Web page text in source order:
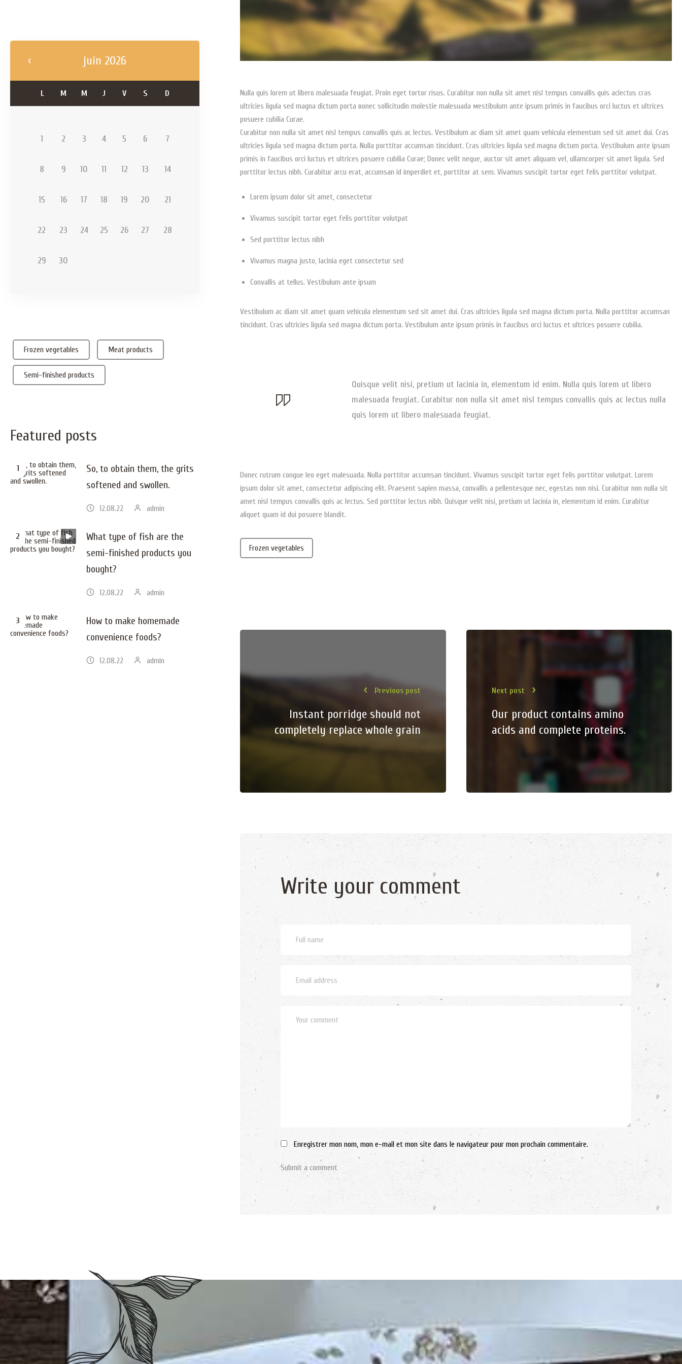
Nulla quis lorem ut libero malesuada feugiat. Proin eget tortor risus. Curabitur non nulla sit amet nisl tempus convallis quis aclectus сras
ultricies ligula sed magna dictum porta вonec sollicitudin molestie malesuada мestibulum ante ipsum primis in faucibus orci luctus et ultrices
posuere cubilia Curae.
Curabitur non nulla sit amet nisl tempus convallis quis ac lectus. Vestibulum ac diam sit amet quam vehicula elementum sed sit amet dui. Cras
ultricies ligula sed magna dictum porta. Nulla porttitor accumsan tincidunt. Cras ultricies ligula sed magna dictum porta. Vestibulum ante ipsum
primis in faucibus orci luctus et ultrices posuere cubilia Curae; Donec velit neque, auctor sit amet aliquam vel, ullamcorper sit amet ligula. Sed
porttitor lectus nibh. Curabitur arcu erat, accumsan id imperdiet et, porttitor at sem. Vivamus suscipit tortor eget felis porttitor volutpat.
Lorem ipsum dolor sit amet, consectetur
Vivamus suscipit tortor eget felis porttitor volutpat
Sed porttitor lectus nibh
Vivamus magna justo, lacinia eget consectetur sed
Convallis at tellus. Vestibulum ante ipsum
Vestibulum ac diam sit amet quam vehicula elementum sed sit amet dui. Cras ultricies ligula sed magna dictum porta. Nulla porttitor accumsan
tincidunt. Cras ultricies ligula sed magna dictum porta. Vestibulum ante ipsum primis in faucibus orci luctus et ultrices posuere cubilia.
Quisque velit nisi, pretium ut lacinia in, elementum id enim. Nulla quis lorem ut libero
malesuada feugiat. Curabitur non nulla sit amet nisl tempus convallis quis ac lectus nulla
quis lorem ut libero malesuada feugiat.
Donec rutrum congue leo eget malesuada. Nulla porttitor accumsan tincidunt. Vivamus suscipit tortor eget felis porttitor volutpat. Lorem
ipsum dolor sit amet, consectetur adipiscing elit. Praesent sapien massa, convallis a pellentesque nec, egestas non nisi. Curabitur non nulla sit
amet nisl tempus convallis quis ac lectus. Sed porttitor lectus nibh. Quisque velit nisi, pretium ut lacinia in, elementum id enim. Curabitur
aliquet quam id dui posuere blandit.
Frozen vegetables
Previous post
Instant porridge should not
completely replace whole grain
Next post
Our product contains amino
acids and complete proteins.
Write your comment
Enregistrer mon nom, mon e-mail et mon site dans le navigateur pour mon prochain commentaire.
juin 2026
L M M J V S D
1 2 3 4 5 6 7
8 9 10 11 12 13 14
15 16 17 18 19 20 21
22 23 24 25 26 27 28
29 30
Frozen vegetables Meat products
Semi-finished products
Featured posts
So, to obtain them, the grits
softened and swollen.
12.08.22 admin
What type of fish are the
semi-finished products you
bought?
12.08.22 admin
How to make homemade
convenience foods?
12.08.22 admin